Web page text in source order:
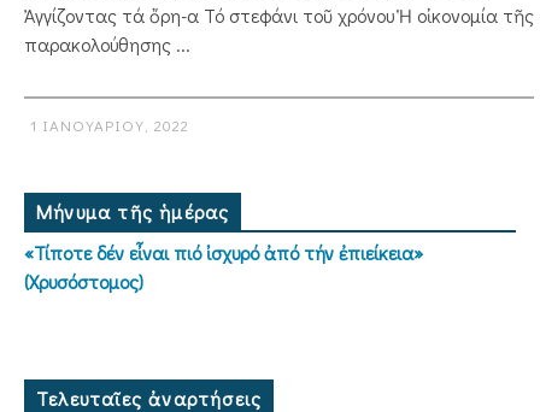
Ἀγγίζοντας τά ὄρη-α Τό στεφάνι τοῦ χρόνου Ἡ οἰκονομία τῆς
παρακολούθησης ...
1 ΙΑΝΟΥΑΡΊΟΥ, 2022
Μήνυμα τῆς ἡμέρας
«Τίποτε δέν εἶναι πιό ἰσχυρό ἀπό τήν ἐπιείκεια»
(Χρυσόστομος)
Τελευταῖες ἀναρτήσεις